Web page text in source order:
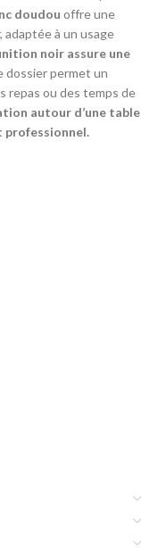
doudou offre une
à un usage
noir assure une
dossier permet un
repas ou des temps de
autour d’une table
professionnel.